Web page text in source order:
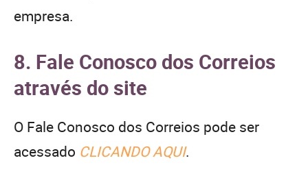
empresa.
8. Fale Conosco dos Correios
através do site
O Fale Conosco dos Correios pode ser
acessado CLICANDO AQUI.